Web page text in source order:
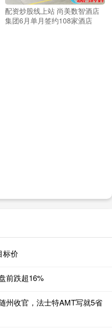
配资炒股线上站 尚美数智酒店
集团6月单月签约108家酒店
标价
前跌超16%
州收官，法士特AMT写就5省